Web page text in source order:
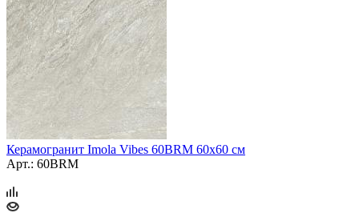
Керамогранит Imola Vibes 60BRM 60x60 см
Арт.: 60BRM